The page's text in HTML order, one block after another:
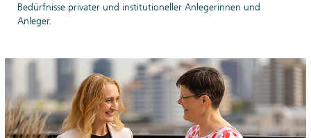
Bedürfnisse privater und institutioneller Anlegerinnen und
Anleger.